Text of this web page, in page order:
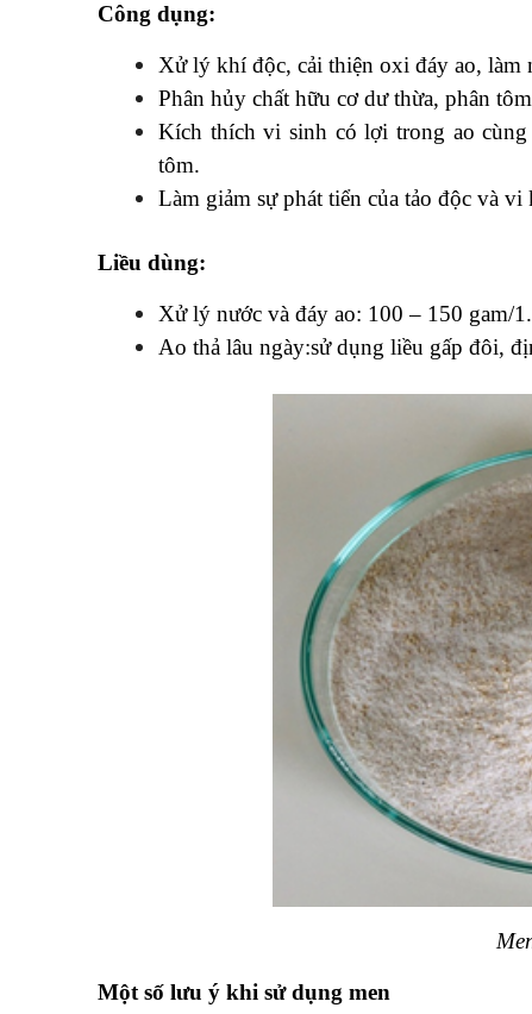
Công dụng:
Xử lý khí độc, cải thiện oxi đáy ao, làm
Phân hủy chất hữu cơ dư thừa, phân
Kích thích vi sinh có lợi trong ao
tôm.
Làm giảm sự phát tiển của tảo độc và
Liều dùng:
Xử lý nước và đáy ao: 100 – 150 gam/
Ao thả lâu ngày:sử dụng liều gấp đôi,
Men vi sinh
Một số lưu ý khi sử dụng men